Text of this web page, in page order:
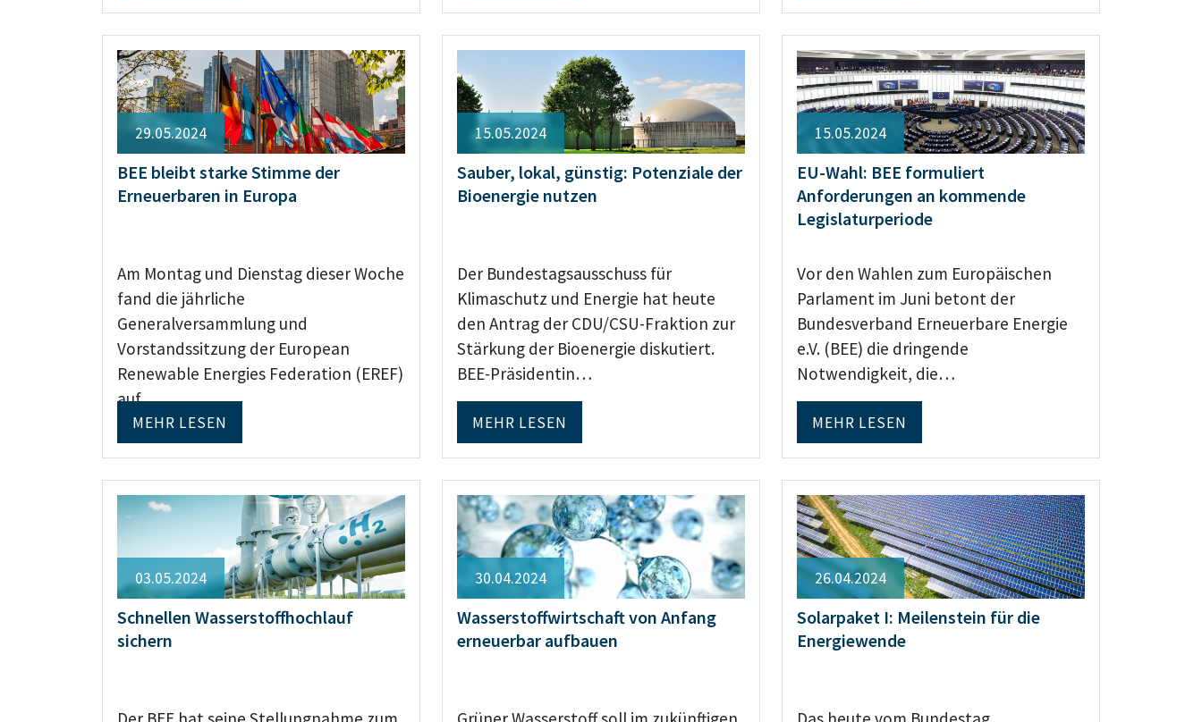
29.05.2024
BEE bleibt starke Stimme der
Erneuerbaren in Europa
Am Montag und Dienstag dieser Woche
fand die jährliche
Generalversammlung und
Vorstandssitzung der European
Renewable Energies Federation (EREF)
auf…
MEHR LESEN
15.05.2024
Sauber, lokal, günstig: Potenziale der
Bioenergie nutzen
Der Bundestagsausschuss für
Klimaschutz und Energie hat heute
den Antrag der CDU/CSU-Fraktion zur
Stärkung der Bioenergie diskutiert.
BEE-Präsidentin…
MEHR LESEN
15.05.2024
EU-Wahl: BEE formuliert
Anforderungen an kommende
Legislaturperiode
Vor den Wahlen zum Europäischen
Parlament im Juni betont der
Bundesverband Erneuerbare Energie
e.V. (BEE) die dringende
Notwendigkeit, die…
MEHR LESEN
03.05.2024
Schnellen Wasserstoffhochlauf
sichern
30.04.2024
Wasserstoffwirtschaft von Anfang
erneuerbar aufbauen
26.04.2024
Solarpaket I: Meilenstein für die
Energiewende